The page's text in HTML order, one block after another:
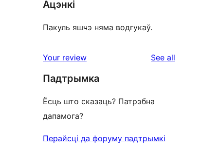
Ацэнкі
Пакуль яшчэ няма водгукаў.
Your review See all
Падтрымка
Ёсць што сказаць? Патрэбна
дапамога?
Перайсці да форуму падтрымкі